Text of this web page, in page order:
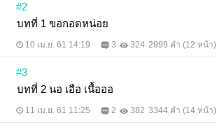
#2
บทที่ 1 ขอกอดหน่อย
10 เม.ย. 61 14:19 3 324 2999 คำ (12 หน้า)
#3
บทที่ 2 นอ เอือ เนื้อออ
11 เม.ย. 61 11:25 2 382 3344 คำ (14 หน้า)